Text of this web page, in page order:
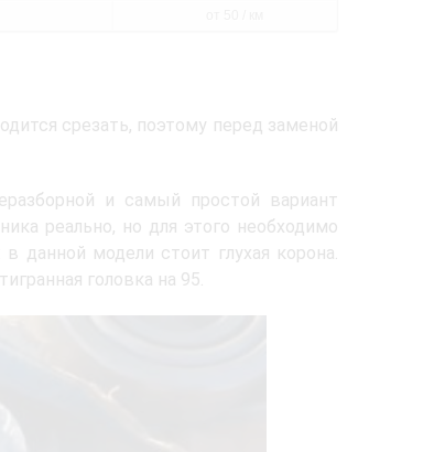
срезать, поэтому перед заменой
и самый простой вариант
реально, но для этого необходимо
данной модели стоит глухая корона.
головка на 95.